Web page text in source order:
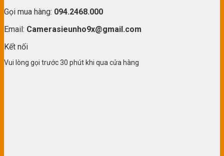
Gọi mua hàng: 094.2468.000
Email: Camerasieunho9x@gmail.com
Kết nối
Vui lòng gọi trước 30 phút khi qua cửa hàng